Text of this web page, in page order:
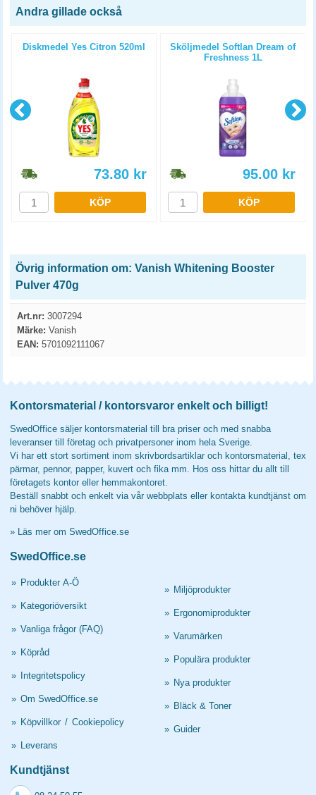
Andra gillade också
Diskmedel Yes Citron 520ml
73.80 kr
KÖP
Sköljmedel Softlan Dream of
Freshness 1L
95.00 kr
KÖP
Övrig information om: Vanish Whitening Booster
Pulver 470g
Art.nr: 3007294
Märke: Vanish
EAN: 5701092111067
Kontorsmaterial / kontorsvaror enkelt och billigt!
SwedOffice säljer kontorsmaterial till bra priser och med snabba
leveranser till företag och privatpersoner inom hela Sverige.
Vi har ett stort sortiment inom skrivbordsartiklar och kontorsmaterial, tex
pärmar, pennor, papper, kuvert och fika mm. Hos oss hittar du allt till
företagets kontor eller hemmakontoret.
Beställ snabbt och enkelt via vår webbplats eller kontakta kundtjänst om
ni behöver hjälp.
» Läs mer om SwedOffice.se
SwedOffice.se
» Produkter A-Ö
» Kategoriöversikt
» Vanliga frågor (FAQ)
» Köpråd
» Integritetspolicy
» Om SwedOffice.se
» Köpvillkor / Cookiepolicy
» Leverans
» Miljöprodukter
» Ergonomiprodukter
» Varumärken
» Populära produkter
» Nya produkter
» Bläck & Toner
» Guider
Kundtjänst